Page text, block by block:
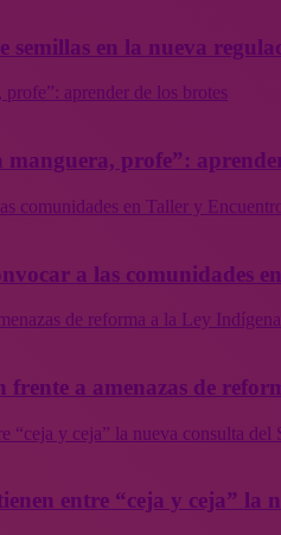
en la nueva
aprender de los brotes
profe”:
comunidades en Taller y
a las
de reforma a la Ley Indígena
a amenazas de
“ceja y ceja” la nueva consulta del
entre “ceja y ceja” la